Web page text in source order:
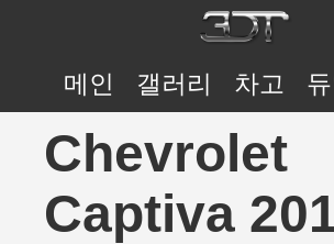
메인 갤러리 차고
Chevrolet
Captiva